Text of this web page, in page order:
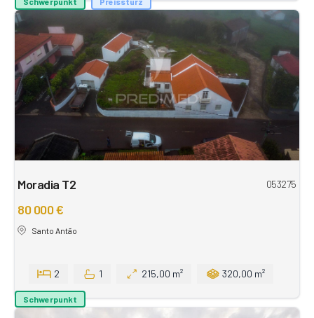
Moradia T2 053275
80 000 €
Santo Antão
2 1 215,00 m² 320,00 m²
Schwerpunkt